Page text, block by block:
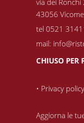
via dei Ronchi
43056
tel 0521
mail:
CHIUSO PER
• Privacy policy
Aggiorna le